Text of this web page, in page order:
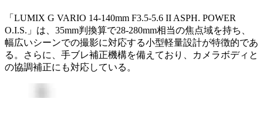
「LUMIX G VARIO 14-140mm F3.5-5.6 II ASPH. POWER
O.I.S.」は、35mm判換算で28-280mm相当の焦点域を持ち、
幅広いシーンでの撮影に対応する小型軽量設計が特徴的であ
る。さらに、手ブレ補正機構を備えており、カメラボディと
の協調補正にも対応している。